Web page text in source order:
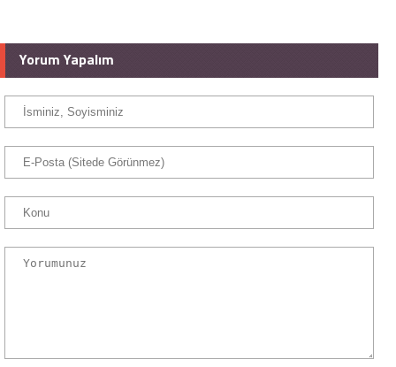
Yorum Yapalım